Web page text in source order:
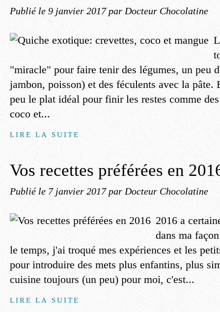
Publié le 9 janvier 2017 par Docteur Chocolatine
"miracle" pour faire tenir des légumes, un peu
jambon, poisson) et des féculents avec la pâte.
peu le plat idéal pour finir les restes comme
coco et...
LIRE LA SUITE
Vos recettes préférées en
Publié le 7 janvier 2017 par Docteur Chocolatine
2016 a
dans ma
le temps, j'ai troqué mes expériences et les
pour introduire des mets plus enfantins, plus
cuisine toujours (un peu) pour moi, c'est...
LIRE LA SUITE